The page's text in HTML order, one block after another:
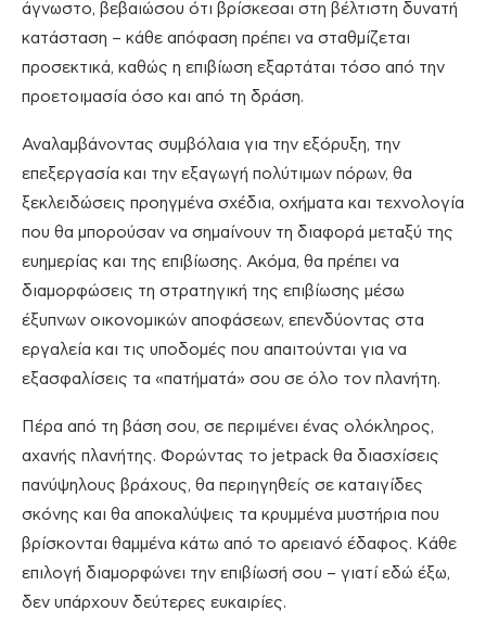
άγνωστο, βεβαιώσου ότι βρίσκεσαι στη βέλτιστη δυνατή
κατάσταση – κάθε απόφαση πρέπει να σταθμίζεται
προσεκτικά, καθώς η επιβίωση εξαρτάται τόσο από την
προετοιμασία όσο και από τη δράση.
Αναλαμβάνοντας συμβόλαια για την εξόρυξη, την
επεξεργασία και την εξαγωγή πολύτιμων πόρων, θα
ξεκλειδώσεις προηγμένα σχέδια, οχήματα και τεχνολογία
που θα μπορούσαν να σημαίνουν τη διαφορά μεταξύ της
ευημερίας και της επιβίωσης. Ακόμα, θα πρέπει να
διαμορφώσεις τη στρατηγική της επιβίωσης μέσω
έξυπνων οικονομικών αποφάσεων, επενδύοντας στα
εργαλεία και τις υποδομές που απαιτούνται για να
εξασφαλίσεις τα «πατήματά» σου σε όλο τον πλανήτη.
Πέρα από τη βάση σου, σε περιμένει ένας ολόκληρος,
αχανής πλανήτης. Φορώντας το jetpack θα διασχίσεις
πανύψηλους βράχους, θα περιηγηθείς σε καταιγίδες
σκόνης και θα αποκαλύψεις τα κρυμμένα μυστήρια που
βρίσκονται θαμμένα κάτω από το αρειανό έδαφος. Κάθε
επιλογή διαμορφώνει την επιβίωσή σου – γιατί εδώ έξω,
δεν υπάρχουν δεύτερες ευκαιρίες.